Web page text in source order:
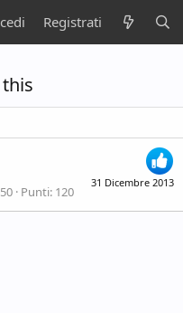
Registrati
31 Dicembre 2013
Punti 120